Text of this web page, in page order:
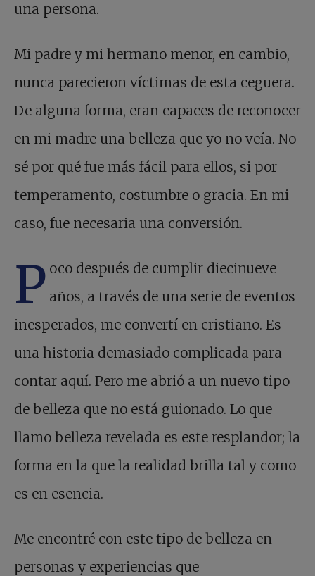
una persona.
Mi padre y mi hermano menor, en cambio,
nunca parecieron víctimas de esta ceguera.
De alguna forma, eran capaces de reconocer
en mi madre una belleza que yo no veía. No
sé por qué fue más fácil para ellos, si por
temperamento, costumbre o gracia. En mi
caso, fue necesaria una conversión.
P oco después de cumplir diecinueve
años, a través de una serie de eventos
inesperados, me convertí en cristiano. Es
una historia demasiado complicada para
contar aquí. Pero me abrió a un nuevo tipo
de belleza que no está guionado. Lo que
llamo belleza revelada es este resplandor; la
forma en la que la realidad brilla tal y como
es en esencia.
Me encontré con este tipo de belleza en
personas y experiencias que